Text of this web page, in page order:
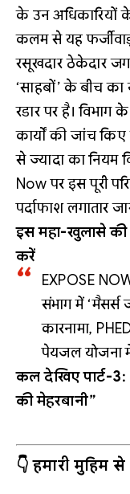
के उन अधिकारियों
कलम से यह
रसूखदार ठेकेदार
‘साहबों’ के बीच
रडार पर है। विभाग
कार्यों की जांच
से ज्यादा का नियम
Now पर इस पूरी
पर्दाफाश लगातार
इस महा-खुलासे
करें
EXPOSE
संभाग में ‘मैसर्स
कारनामा,
पेयजल योजना
कल देखिए पार्ट-3:
की मेहरबानी”
👇 हमारी मुहिम